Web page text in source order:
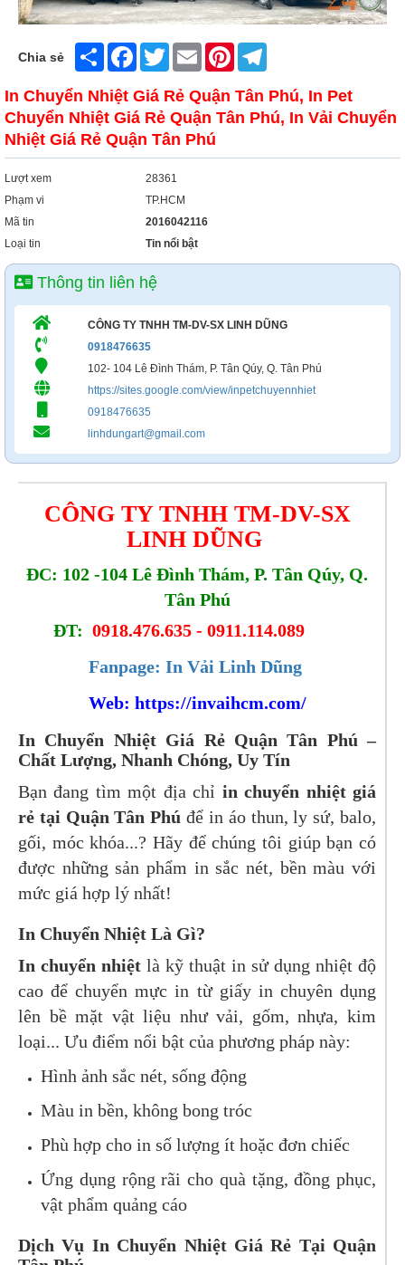
Xây Dựng
Chia sẻ Share FacebookTwitter Email Pinterest
In Chuyển Nhiệt Giá Rẻ Quận Tân Phú, In Pet
Chuyển Nhiệt Giá Rẻ Quận Tân Phú, In Vải Chuyển
Nhiệt Giá Rẻ Quận Tân Phú
Lượt xem
28361
Phạm vi
TP.HCM
Mã tin
2016042116
Loại tin
Tin nổi bật
Thông tin liên hệ
CÔNG TY TNHH TM-DV-SX LINH DŨNG
0918476635
102- 104 Lê Đình Thám, P. Tân Qúy, Q. Tân Phú
https://sites.google.com/view/inpetchuyennhiet
0918476635
linhdungart@gmail.com
CÔNG TY TNHH TM-DV-SX
LINH DŨNG
ĐC: 102 -104 Lê Đình Thám, P. Tân Qúy, Q.
Tân Phú
ĐT: 0918.476.635 - 0911.114.089
Fanpage: In Vải Linh Dũng
Web: https://invaihcm.com/
In Chuyển Nhiệt Giá Rẻ Quận Tân Phú –
Chất Lượng, Nhanh Chóng, Uy Tín
Bạn đang tìm một địa chỉ in chuyển nhiệt giá
rẻ tại Quận Tân Phú để in áo thun, ly sứ, balo,
gối, móc khóa...? Hãy để chúng tôi giúp bạn có
được những sản phẩm in sắc nét, bền màu với
mức giá hợp lý nhất!
In Chuyển Nhiệt Là Gì?
In chuyển nhiệt là kỹ thuật in sử dụng nhiệt độ
cao để chuyển mực in từ giấy in chuyên dụng
lên bề mặt vật liệu như vải, gốm, nhựa, kim
loại... Ưu điểm nổi bật của phương pháp này:
Hình ảnh sắc nét, sống động
Màu in bền, không bong tróc
Phù hợp cho in số lượng ít hoặc đơn chiếc
Ứng dụng rộng rãi cho quà tặng, đồng phục,
vật phẩm quảng cáo
Dịch Vụ In Chuyển Nhiệt Giá Rẻ Tại Quận